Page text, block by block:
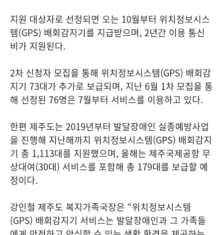
지원 대상자로 선정되면 오는 10월부터 위치정보시스
템(GPS) 배회감지기를 지급받으며, 2년간 이용 통신
비가 지원된다.
2차 신청자 모집을 통해 위치정보시스템(GPS) 배회감
지기 73대가 추가로 보급되며, 지난 6월 1차 모집을 통
해 선정된 76명은 7월부터 서비스를 이용하고 있다.
한편 제주도는 2019년부터 발달장애인 실종예방사업
을 진행해 지난해까지 위치정보시스템(GPS) 배회감지
기 총 1,113대를 지원했으며, 올해는 제주국제공항 무
상대여(30대) 서비스를 포함해 총 179대를 보급할 예
정이다.
강인철 제주도 복지가족국장은 “위치정보시스템
(GPS) 배회감지기 서비스는 발달장애인과 그 가족들